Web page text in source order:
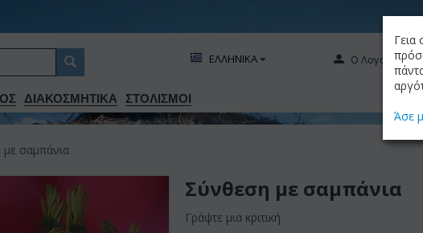
ΔΙΑΚΟΣΜΗΤΙΚA ΣΤΟΛΙΣΜΟΙ
Ο
ΕΛΛΗΝΙΚΑ
σαμπάνια
Σύνθεση με σαμπάνια
Γράψτε μια κριτική
Γεια
Άσε